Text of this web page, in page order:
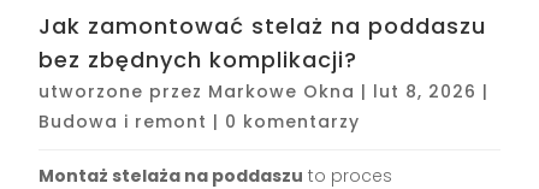
Jak zamontować stelaż na poddaszu
bez zbędnych komplikacji?
utworzone przez Markowe Okna | lut 8, 2026 |
Budowa i remont | 0 komentarzy
Montaż stelaża na poddaszu to proces